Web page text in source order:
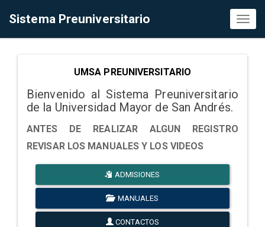
Sistema Preuniversitario
UMSA PREUNIVERSITARIO
Bienvenido al Sistema Preuniversitario
de la Universidad Mayor de San Andrés.
ANTES DE REALIZAR ALGUN REGISTRO
REVISAR LOS MANUALES Y LOS VIDEOS
ADMISIONES
MANUALES
CONTACTOS